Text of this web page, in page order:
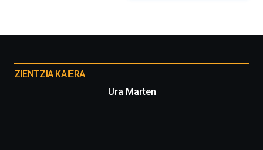
proyectos
ZIENTZIA KAIERA
Ura Marten